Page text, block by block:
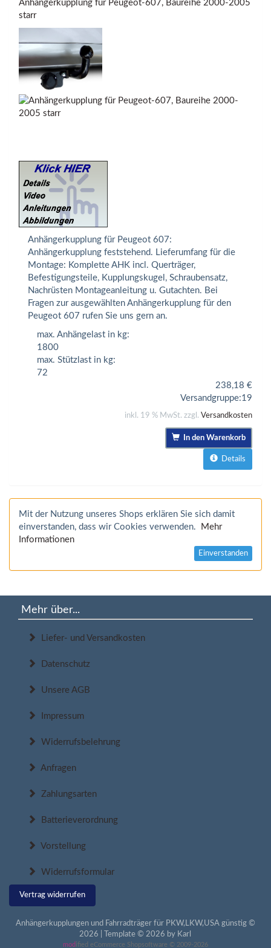
Anhängerkupplung für Peugeot-607, Baureihe 2000-2005
starr
Anhängerkupplung für Peugeot 607:
Anhängerkupplung feststehend. Lieferumfang für die
Montage: Komplette AHK incl. Querträger,
Befestigungsteile, Kupplungskugel, Schraubensatz,
Nachrüsten Montageanleitung u. Gutachten. Bei
Fragen zur ausgewählten Anhängerkupplung für den
Peugeot 607 rufen Sie uns gern an.
max. Anhängelast in kg:
1800
max. Stützlast in kg:
72
238,18 €
Versandgruppe:19
inkl. 19 % MwSt. zzgl. Versandkosten
In den Warenkorb
Details
Mit der Nutzung unseres Shops erklären Sie sich damit
einverstanden, dass wir Cookies verwenden.
Mehr
Informationen
Einverstanden
Mehr über...
Liefer- und Versandkosten
Datenschutz
Unsere AGB
Impressum
Widerrufsbelehrung
Anfragen
Zahlungsarten
Batterieverordnung
Vorstellung
Widerrufsformular
Vertrag widerrufen
Anhängerkupplungen und Fahrradträger für PKW,LKW,USA günstig ©
2026 | Template © 2026 by Karl
mod ified eCommerce Shopsoftware © 2009-2026